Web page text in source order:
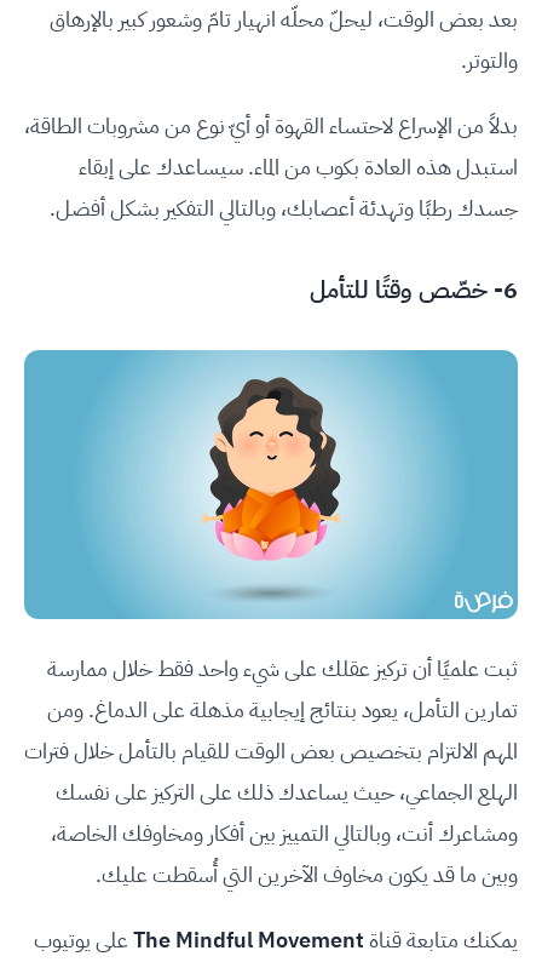
بعد بعض الوقت، ليحلّ محلّه انهيار تامّ وشعور كبير بالإرهاق
والتوتر.
بدلاً من الإسراع لاحتساء القهوة أو أيّ نوع من مشروبات الطاقة،
استبدل هذه العادة بكوب من الماء. سيساعدك على إبقاء
جسدك رطبًا وتهدئة أعصابك، وبالتالي التفكير بشكل أفضل.
6- خصّص وقتًا للتأمل
ثبت علميًا أن تركيز عقلك على شيء واحد فقط خلال ممارسة
تمارين التأمل، يعود بنتائج إيجابية مذهلة على الدماغ. ومن
المهم الالتزام بتخصيص بعض الوقت للقيام بالتأمل خلال فترات
الهلع الجماعي، حيث يساعدك ذلك على التركيز على نفسك
ومشاعرك أنت، وبالتالي التمييز بين أفكار ومخاوفك الخاصة،
وبين ما قد يكون مخاوف الآخرين التي أُسقطت عليك.
يمكنك متابعة قناةThe Mindful Movementعلى يوتيوب